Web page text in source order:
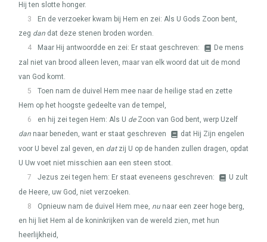
Hij ten slotte honger.
3
En de verzoeker kwam bij Hem en zei: Als U Gods Zoon bent,
zeg dan dat deze stenen broden worden.
4
Maar Hij antwoordde en zei: Er staat geschreven:
De mens
zal niet van brood alleen leven, maar van elk woord dat uit de mond
van God komt.
5
Toen nam de duivel Hem mee naar de heilige stad en zette
Hem op het hoogste gedeelte van de tempel,
6
en hij zei tegen Hem: Als U deZoon van God bent, werp Uzelf
dan naar beneden, want er staat geschreven
dat Hij Zijn engelen
voor U bevel zal geven, en datzij U op de handen zullen dragen, opdat
U Uw voet niet misschien aan een steen stoot.
7
Jezus zei tegen hem: Er staat eveneens geschreven:
U zult
de Heere, uw God, niet verzoeken.
8
Opnieuw nam de duivel Hem mee, nunaar een zeer hoge berg,
en hij liet Hem al de koninkrijken van de wereld zien, met hun
heerlijkheid,